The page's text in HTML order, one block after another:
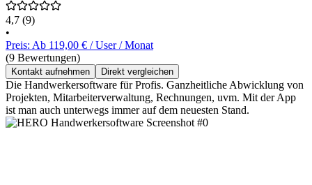
4,7 (9)
•
Preis: Ab 119,00 € / User / Monat
(9 Bewertungen)
Kontakt aufnehmen Direkt vergleichen
Die Handwerkersoftware für Profis. Ganzheitliche Abwicklung von
Projekten, Mitarbeiterverwaltung, Rechnungen, uvm. Mit der App
ist man auch unterwegs immer auf dem neuesten Stand.